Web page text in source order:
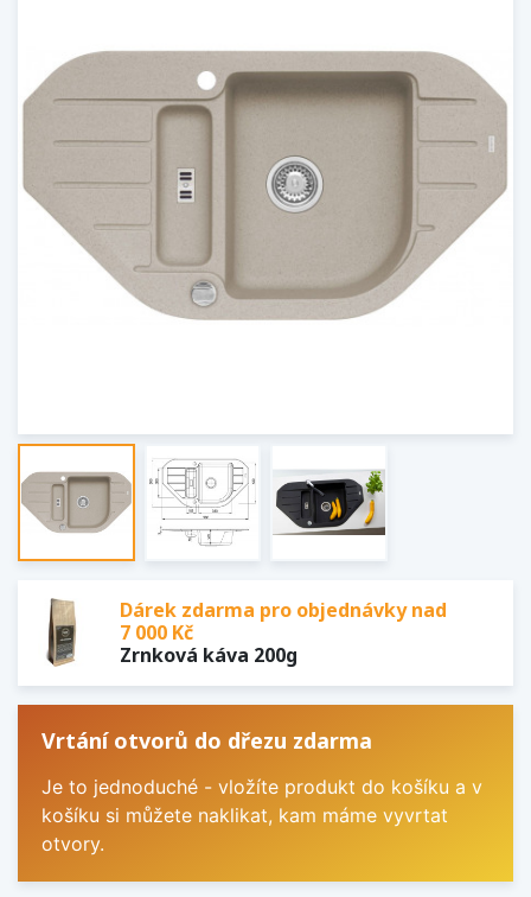
Dárek zdarma pro objednávky nad
7 000 Kč
Zrnková káva 200g
Vrtání otvorů do dřezu zdarma
Je to jednoduché - vložíte produkt do košíku a v
košíku si můžete naklikat, kam máme vyvrtat
otvory.